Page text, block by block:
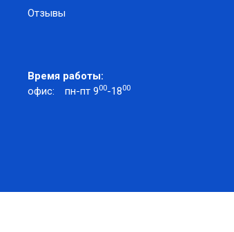
Отзывы
Время работы:
офис:
пн-пт 900-1800